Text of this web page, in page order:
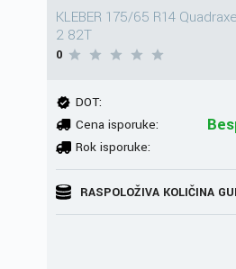
KLEBER 175/65 R14
2 82T
0
DOT:
Cena isporuke:
Rok isporuke:
RASPOLOŽIVA KOLIČINA